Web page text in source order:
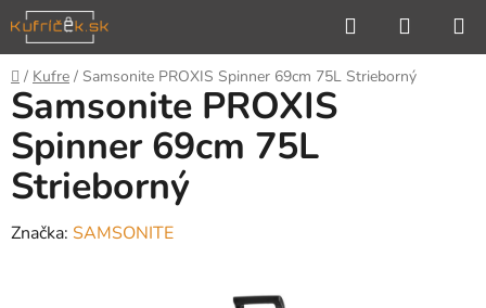
Prejsť
na
obsah
Hľadať
KOŠÍK
Domov
/ Kufre / Samsonite PROXIS Spinner 69cm 75L Strieborný
Samsonite PROXIS
Spinner 69cm 75L
Strieborný
Značka: SAMSONITE